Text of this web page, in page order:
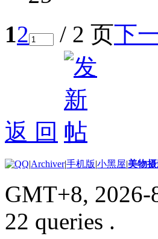
12 / 2 页下
返 回
|Archiver|手机版|小黑屋|美物
GMT+8, 2026-
22 queries .